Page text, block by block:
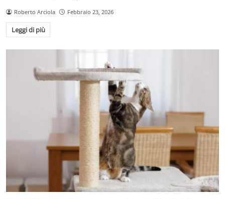
Roberto Arciola Febbraio 23, 2026
Leggi di più